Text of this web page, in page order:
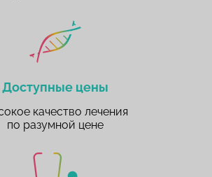
Доступные цены
качество лечения
по разумной цене